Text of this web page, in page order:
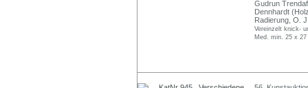
Gudrun
Dennhardt
Radierung, O.
Vereinzelt knick-
Med. min. 25 x